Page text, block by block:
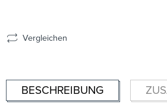
Vergleichen
BESCHREIBUNG